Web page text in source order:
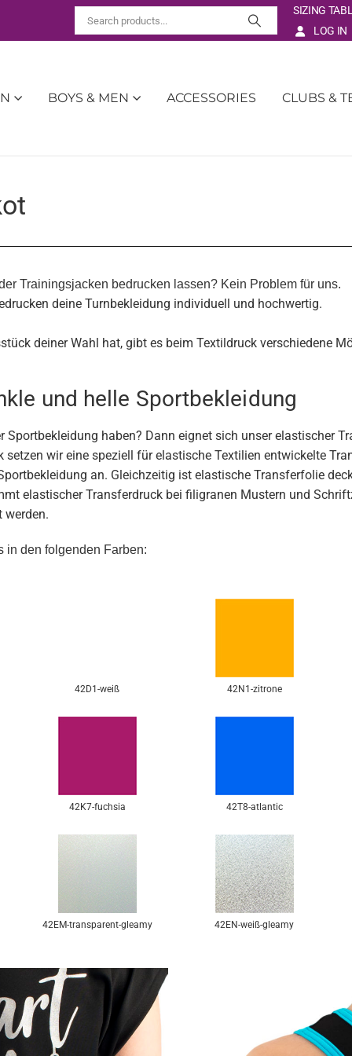
SIZING
LOG IN
BOYS & MEN ACCESSORIES CLUBS &
Trainingsjacken bedrucken lassen? Kein Problem für uns.
deine Turnbekleidung individuell und hochwertig.
deiner Wahl hat, gibt es beim Textildruck verschiedene
und helle Sportbekleidung
haben? Dann eignet sich unser elastischer
wir eine speziell für elastische Textilien entwickelte
an. Gleichzeitig ist elastische Transferfolie
elastischer Transferdruck bei filigranen Mustern und
werden.
in den folgenden Farben:
42D1-weiß 42N1-zitrone
42K7-fuchsia 42T8-atlantic
42EM-transparent-gleamy 42EN-weiß-gleamy